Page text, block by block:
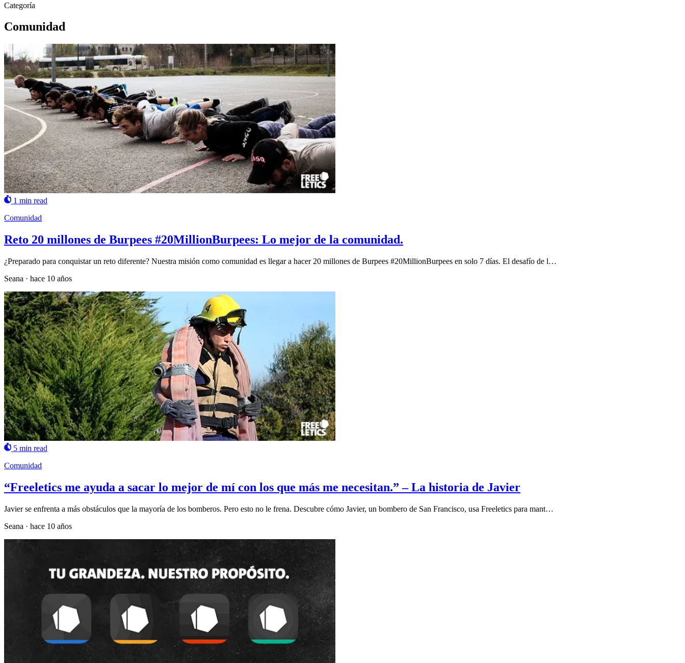
Categoría
Comunidad
1 min read
Comunidad
Reto 20 millones de Burpees #20MillionBurpees: Lo mejor de la comunidad.
¿Preparado para conquistar un reto diferente? Nuestra misión como comunidad es llegar a hacer 20 millones de Burpees #20MillionBurpees en solo 7 días. El desafío de l…
Seana · hace 10 años
5 min read
Comunidad
“Freeletics me ayuda a sacar lo mejor de mí con los que más me necesitan.” – La historia de Javier
Javier se enfrenta a más obstáculos que la mayoría de los bomberos. Pero esto no le frena. Descubre cómo Javier, un bombero de San Francisco, usa Freeletics para mant…
Seana · hace 10 años